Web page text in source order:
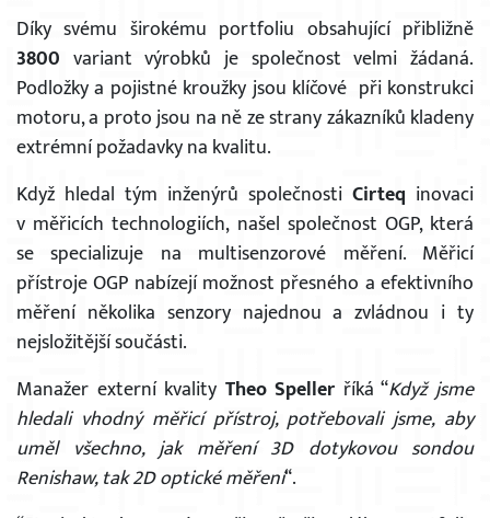
Díky svému širokému portfoliu obsahující přibližně
3800 variant výrobků je společnost velmi žádaná.
Podložky a pojistné kroužky jsou klíčové při konstrukci
motoru, a proto jsou na ně ze strany zákazníků kladeny
extrémní požadavky na kvalitu.
Když hledal tým inženýrů společnosti Cirteq inovaci
v měřicích technologiích, našel společnost OGP, která
se specializuje na multisenzorové měření. Měřicí
přístroje OGP nabízejí možnost přesného a efektivního
měření několika senzory najednou a zvládnou i ty
nejsložitější součásti.
Manažer externí kvality Theo Speller říká “Když jsme
hledali vhodný měřicí přístroj, potřebovali jsme, aby
uměl všechno, jak měření 3D dotykovou sondou
Renishaw, tak 2D optické měření“.